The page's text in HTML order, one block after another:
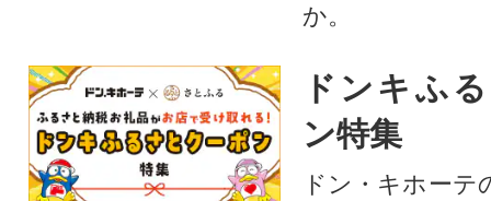
か。
ドンキふ
ン特集
ドン・キホーテ